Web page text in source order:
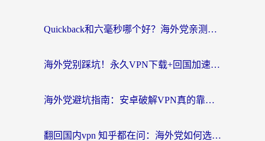
Quickback和六毫秒哪个好？海外党亲测：选对回国加速器，无缝刷剧办公不再愁
海外党别踩坑！永久VPN下载+回国加速器选择指南，无缝刷国内剧游戏支付
海外党避坑指南：安卓破解VPN真的靠谱吗？教你选对回国加速器无缝刷国内资源
翻回国内vpn 知乎都在问：海外党如何选对加速器，无缝刷剧打游戏？